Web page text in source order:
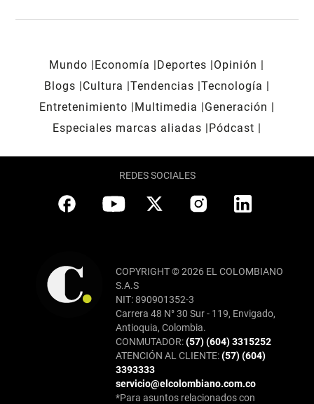
Mundo Economía Deportes
Opinión
Blogs
Cultura Tendencias Tecnología
Entretenimiento
Multimedia
Generación
Especiales marcas aliadas
Pódcast
REDES SOCIALES
COPYRIGHT © 2026 EL COLOMBIANO
S.A.S
NIT: 890901352-3
Carrera 48 N° 30 Sur - 119, Envigado,
Antioquia, Colombia.
CONMUTADOR:(57) (604) 3315252
ATENCIÓN AL CLIENTE:(57) (604)
3393333
servicio@elcolombiano.com.co
*Para asuntos relacionados con